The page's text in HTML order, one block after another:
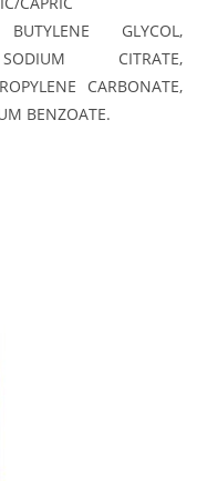
BUTYLENE GLYCOL,
CITRATE,
CARBONATE,
BENZOATE.